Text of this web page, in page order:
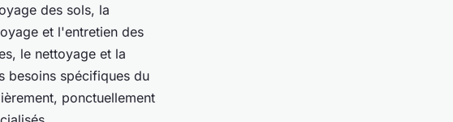
des sols, la
et l'entretien des
le nettoyage et la
besoins spécifiques du
ponctuellement